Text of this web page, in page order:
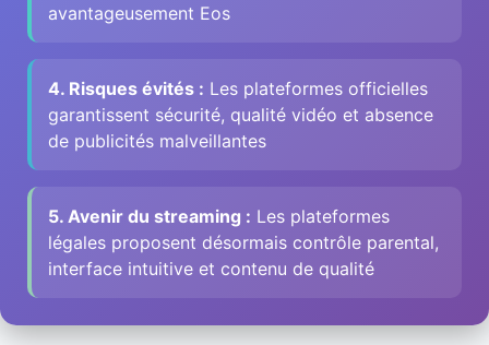
avantageusement Eos
4. Risques évités : Les plateformes officielles
garantissent sécurité, qualité vidéo et absence
de publicités malveillantes
5. Avenir du streaming : Les plateformes
légales proposent désormais contrôle parental,
interface intuitive et contenu de qualité